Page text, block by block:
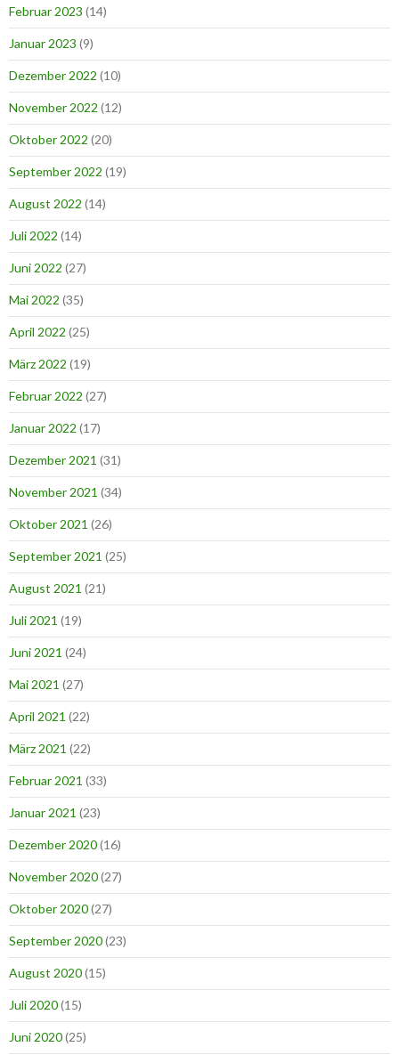
Februar 2023 (14)
Januar 2023 (9)
Dezember 2022 (10)
November 2022 (12)
Oktober 2022 (20)
September 2022 (19)
August 2022 (14)
Juli 2022 (14)
Juni 2022 (27)
Mai 2022 (35)
April 2022 (25)
März 2022 (19)
Februar 2022 (27)
Januar 2022 (17)
Dezember 2021 (31)
November 2021 (34)
Oktober 2021 (26)
September 2021 (25)
August 2021 (21)
Juli 2021 (19)
Juni 2021 (24)
Mai 2021 (27)
April 2021 (22)
März 2021 (22)
Februar 2021 (33)
Januar 2021 (23)
Dezember 2020(16)
November 2020(27)
Oktober 2020(27)
September 2020(23)
August 2020(15)
Juli 2020(15)
Juni 2020(25)